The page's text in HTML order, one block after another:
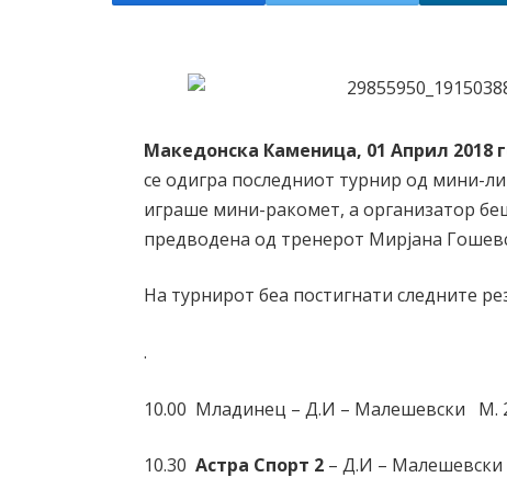
Македонска Каменица, 01 Април 2018
се одигра последниот турнир од мини-
играше мини-ракомет, а организатор
предводена од тренерот Мирјана
На турнирот беа постигнати следните
.
10.00 Младинец – Д.И – Малешевски М.
10.30Астра Спорт 2 – Д.И –